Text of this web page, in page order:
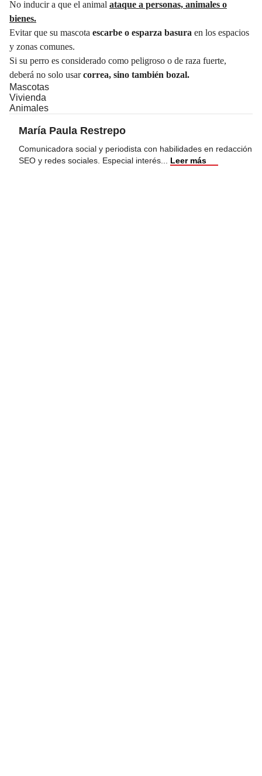
No inducir a que el animal ataque a personas, animales o
bienes.
Evitar que su mascota escarbe o esparza basura en los espacios
y zonas comunes.
Si su perro es considerado como peligroso o de raza fuerte,
deberá no solo usarcorrea, sino también bozal.
Mascotas
Vivienda
Animales
María Paula Restrepo
Comunicadora social y periodista con habilidades en redacción
SEO y redes sociales. Especial interés
Leer más